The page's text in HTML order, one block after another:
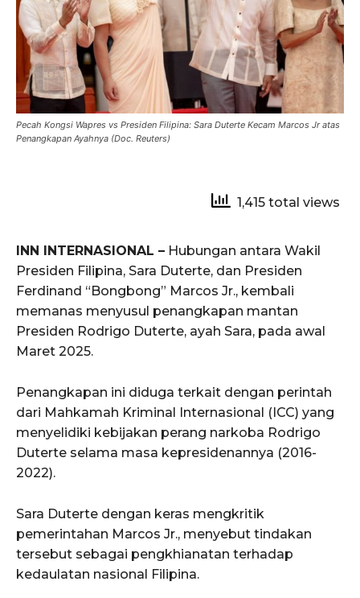
Pecah Kongsi Wapres vs Presiden Filipina: Sara Duterte Kecam Marcos Jr atas
Penangkapan Ayahnya (Doc. Reuters)
1,415 total views
INN INTERNASIONAL – Hubungan antara Wakil
Presiden Filipina, Sara Duterte, dan Presiden
Ferdinand “Bongbong” Marcos Jr., kembali
memanas menyusul penangkapan mantan
Presiden Rodrigo Duterte, ayah Sara, pada awal
Maret 2025.
Penangkapan ini diduga terkait dengan perintah
dari Mahkamah Kriminal Internasional (ICC) yang
menyelidiki kebijakan perang narkoba Rodrigo
Duterte selama masa kepresidenannya (2016-
2022).
Sara Duterte dengan keras mengkritik
pemerintahan Marcos Jr., menyebut tindakan
tersebut sebagai pengkhianatan terhadap
kedaulatan nasional Filipina.